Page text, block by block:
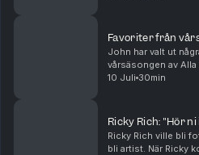
Favoriter från
John har valt ut
vårsäsongen av Alla
minnen från Stora
10 Juli 30min
Ricky Rich: "Hör
Ricky Rich ville bli
bli artist. När Ricky